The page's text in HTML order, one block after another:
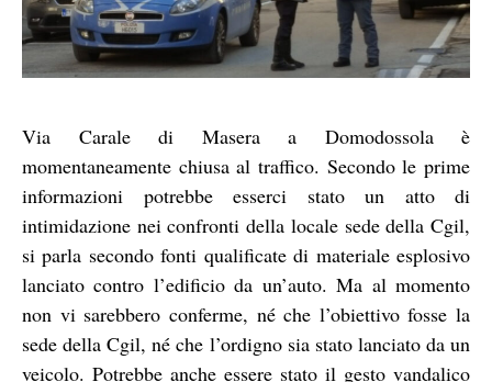
Via Carale di Masera a Domodossola è
momentaneamente chiusa al traffico. Secondo le prime
informazioni potrebbe esserci stato un atto di
intimidazione nei confronti della locale sede della Cgil,
si parla secondo fonti qualificate di materiale esplosivo
lanciato contro l’edificio da un’auto. Ma al momento
non vi sarebbero conferme, né che l’obiettivo fosse la
sede della Cgil, né che l’ordigno sia stato lanciato da un
veicolo. Potrebbe anche essere stato il gesto vandalico